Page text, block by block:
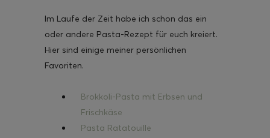
Im Laufe der Zeit habe ich schon das ein
oder andere Pasta-Rezept für euch kreiert.
Hier sind einige meiner persönlichen
Favoriten.
Brokkoli-Pasta mit Erbsen und
Frischkäse
Pasta Ratatouille